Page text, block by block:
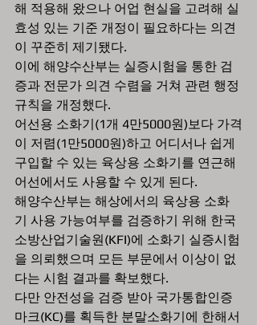
해 적용해 왔으나 어업 현실을 고려해 실
효성 있는 기준 개정이 필요하다는 의견
이 꾸준히 제기됐다.
이에 해양수산부는 실증시험을 통한 검
증과 전문가 의견 수렴을 거쳐 관련 행정
규칙을 개정했다.
어선용 소화기(1개 4만5000원)보다 가격
이 저렴(1만5000원)하고 어디서나 쉽게
구입할 수 있는 육상용 소화기를 연근해
어선에서도 사용할 수 있게 된다.
해양수산부는 해상에서의 육상용 소화
기 사용 가능여부를 검증하기 위해 한국
소방산업기술원(KFI)에 소화기 실증시험
을 의뢰했으며 모든 부문에서 이상이 없
다는 시험 결과를 확보했다.
다만 안전성을 검증 받아 국가통합인증
마크(KC)를 획득한 분말소화기에 한해서